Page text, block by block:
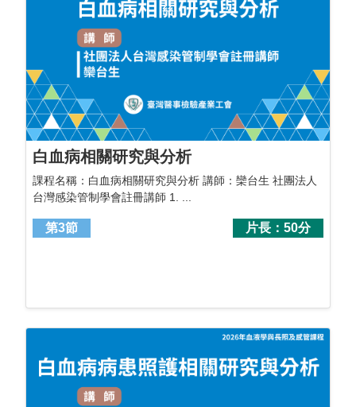
白血病相關研究與分析
課程名稱：白血病相關研究與分析 講師：欒台生 社團法人
台灣感染管制學會註冊講師 1. ...
第3節 片長：50分